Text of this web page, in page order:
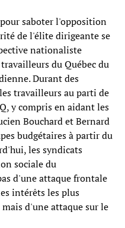
saboter l'opposition
de l'élite dirigeante se
nationaliste
du Québec du
Durant des
travailleurs au parti de
y compris en aidant les
Bouchard et Bernard
budgétaires à partir du
les syndicats
sociale du
d'une attaque frontale
intérêts les plus
d'une attaque sur le